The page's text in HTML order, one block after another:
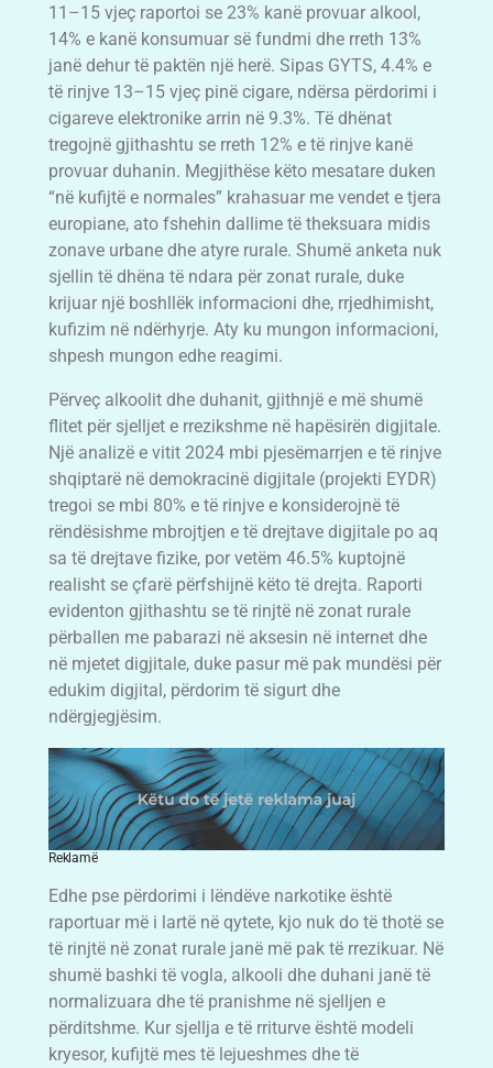
11–15 vjeç raportoi se 23% kanë provuar alkool,
14% e kanë konsumuar së fundmi dhe rreth 13%
janë dehur të paktën një herë. Sipas GYTS, 4.4% e
të rinjve 13–15 vjeç pinë cigare, ndërsa përdorimi i
cigareve elektronike arrin në 9.3%. Të dhënat
tregojnë gjithashtu se rreth 12% e të rinjve kanë
provuar duhanin. Megjithëse këto mesatare duken
“në kufijtë e normales” krahasuar me vendet e tjera
europiane, ato fshehin dallime të theksuara midis
zonave urbane dhe atyre rurale. Shumë anketa nuk
sjellin të dhëna të ndara për zonat rurale, duke
krijuar një boshllëk informacioni dhe, rrjedhimisht,
kufizim në ndërhyrje. Aty ku mungon informacioni,
shpesh mungon edhe reagimi.
Përveç alkoolit dhe duhanit, gjithnjë e më shumë
flitet për sjelljet e rrezikshme në hapësirën digjitale.
Një analizë e vitit 2024 mbi pjesëmarrjen e të rinjve
shqiptarë në demokracinë digjitale (projekti EYDR)
tregoi se mbi 80% e të rinjve e konsiderojnë të
rëndësishme mbrojtjen e të drejtave digjitale po aq
sa të drejtave fizike, por vetëm 46.5% kuptojnë
realisht se çfarë përfshijnë këto të drejta. Raporti
evidenton gjithashtu se të rinjtë në zonat rurale
përballen me pabarazi në aksesin në internet dhe
në mjetet digjitale, duke pasur më pak mundësi për
edukim digjital, përdorim të sigurt dhe
ndërgjegjësim.
Reklamë
Edhe pse përdorimi i lëndëve narkotike është
raportuar më i lartë në qytete, kjo nuk do të thotë se
të rinjtë në zonat rurale janë më pak të rrezikuar. Në
shumë bashki të vogla, alkooli dhe duhani janë të
normalizuara dhe të pranishme në sjelljen e
përditshme. Kur sjellja e të rriturve është modeli
kryesor, kufijtë mes të lejueshmes dhe të